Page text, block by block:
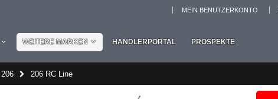
MEIN BENUTZERKONTO
WEITERE MARKEN HÄNDLERPORTAL PROSPEKTE
206 206 RC Line